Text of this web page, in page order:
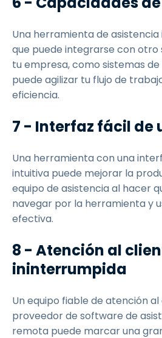
Una herramienta de
que puede integrarse con
tu empresa, como sistemas de
puede agilizar tu flujo de
eficiencia.
7 - Interfaz fácil de
Una herramienta con una
intuitiva puede mejorar la
equipo de asistencia al hacer
navegar por la herramienta y
efectiva.
8 - Atención al
ininterrumpida
Un equipo fiable de atención
proveedor de software de
remota puede marcar una